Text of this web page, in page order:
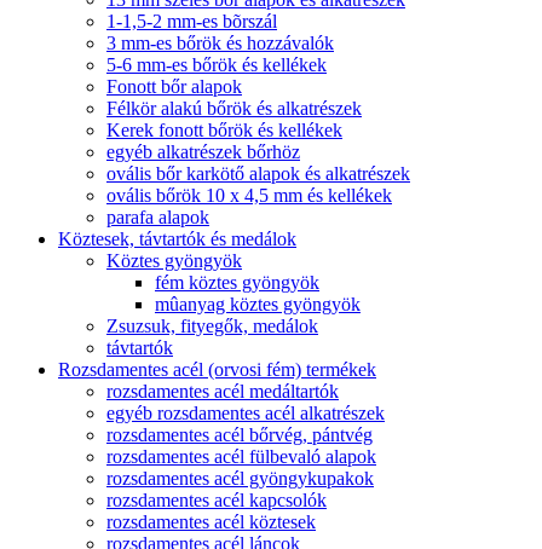
1-1,5-2 mm-es bõrszál
3 mm-es bőrök és hozzávalók
5-6 mm-es bőrök és kellékek
Fonott bőr alapok
Félkör alakú bőrök és alkatrészek
Kerek fonott bőrök és kellékek
egyéb alkatrészek bőrhöz
ovális bőr karkötő alapok és alkatrészek
ovális bőrök 10 x 4,5 mm és kellékek
parafa alapok
Köztesek, távtartók és medálok
Köztes gyöngyök
fém köztes gyöngyök
mûanyag köztes gyöngyök
Zsuzsuk, fityegők, medálok
távtartók
Rozsdamentes acél (orvosi fém) termékek
rozsdamentes acél medáltartók
egyéb rozsdamentes acél alkatrészek
rozsdamentes acél bőrvég, pántvég
rozsdamentes acél fülbevaló alapok
rozsdamentes acél gyöngykupakok
rozsdamentes acél kapcsolók
rozsdamentes acél köztesek
rozsdamentes acél láncok